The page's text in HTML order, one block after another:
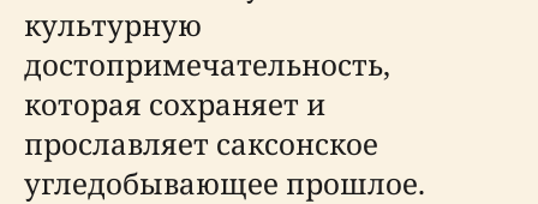
культурную
достопримечательность,
которая сохраняет и
прославляет саксонское
угледобывающее прошлое.